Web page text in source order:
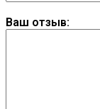
Ваш отзыв: